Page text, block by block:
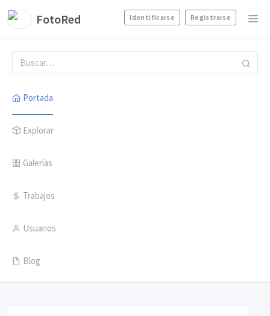
FotoRed Identificarse Registrarse
Portada
Explorar
Galerías
Trabajos
Usuarios
Blog